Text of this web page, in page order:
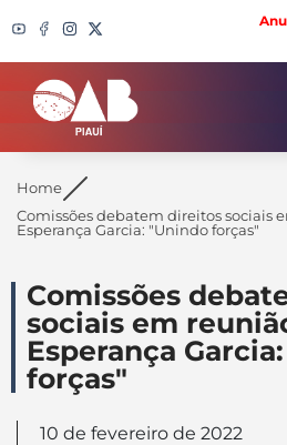
Search
Home
Comissões debatem direitos sociais
Esperança Garcia: "Unindo forças"
Comissões
sociais em
Esperança
forças"
10 de fevereiro de 2022